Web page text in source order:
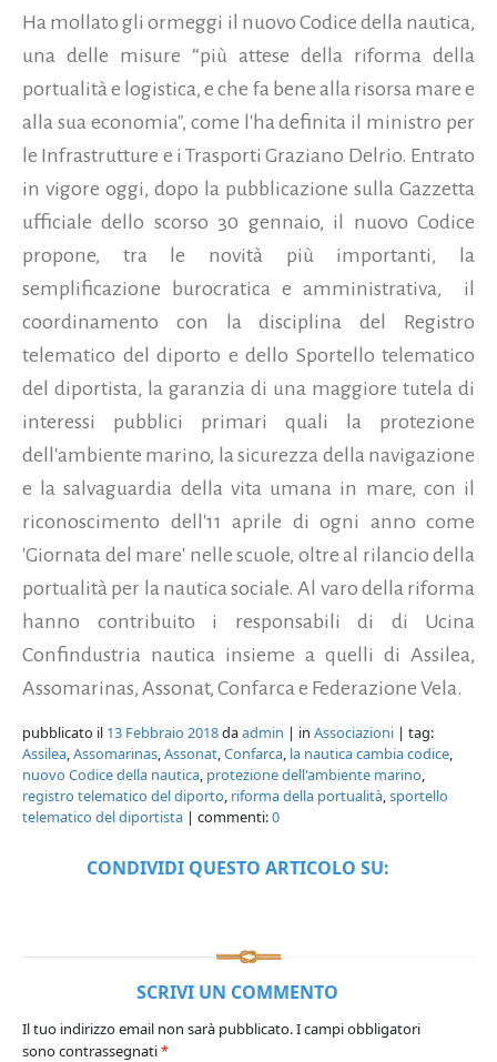
Ha mollato gli ormeggi il nuovo Codice della nautica,
una delle misure “più attese della riforma della
portualità e logistica, e che fa bene alla risorsa mare e
alla sua economia", come l'ha definita il ministro per
le Infrastrutture e i Trasporti Graziano Delrio. Entrato
in vigore oggi, dopo la pubblicazione sulla Gazzetta
ufficiale dello scorso 30 gennaio, il nuovo Codice
propone, tra le novità più importanti, la
semplificazione burocratica e amministrativa, il
coordinamento con la disciplina del Registro
telematico del diporto e dello Sportello telematico
del diportista, la garanzia di una maggiore tutela di
interessi pubblici primari quali la protezione
dell'ambiente marino, la sicurezza della navigazione
e la salvaguardia della vita umana in mare, con il
riconoscimento dell'11 aprile di ogni anno come
'Giornata del mare' nelle scuole, oltre al rilancio della
portualità per la nautica sociale. Al varo della riforma
hanno contribuito i responsabili di di Ucina
Confindustria nautica insieme a quelli di Assilea,
Assomarinas, Assonat, Confarca e Federazione Vela.
pubblicato il 13 Febbraio 2018daadmin | in Associazioni | tag:
Assilea,Assomarinas,Assonat,Confarca, la nautica cambia codice,
nuovo Codice della nautica, protezione dell'ambiente marino,
registro telematico del diporto, riforma della portualità,sportello
telematico del diportista | commenti:0
CONDIVIDI QUESTO ARTICOLO SU:
SCRIVI UN COMMENTO
Il tuo indirizzo email non sarà pubblicato.I campi obbligatori
sono contrassegnati*